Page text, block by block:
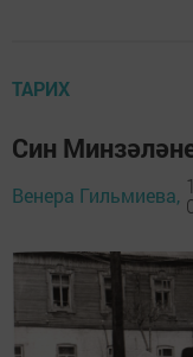
ТАРИХ
Син
Венера Гильмиева,